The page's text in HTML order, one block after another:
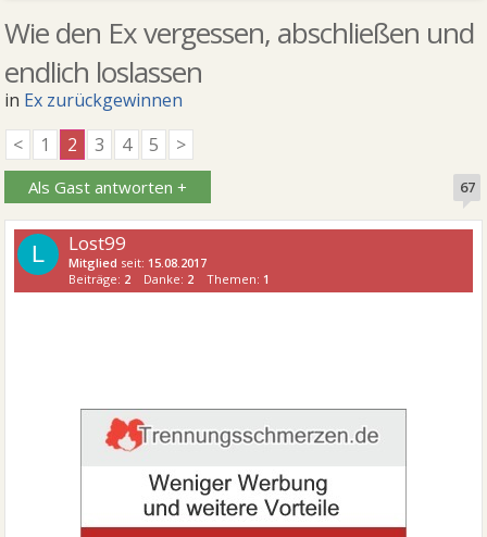
Wie den Ex vergessen, abschließen und
endlich loslassen
in Ex zurückgewinnen
<
1 2 3 4 5 >
Als Gast antworten + 67
L Lost99
Mitglied seit: 15.08.2017
Beiträge: 2 Danke: 2 Themen: 1